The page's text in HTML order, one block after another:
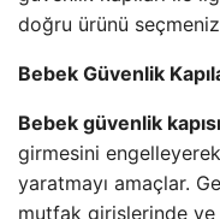
doğru ürünü
Bebek Güvenlik
Bebek güvenlik kapısı
girmesini
yaratmayı amaçlar.
mutfak girişlerinde ve